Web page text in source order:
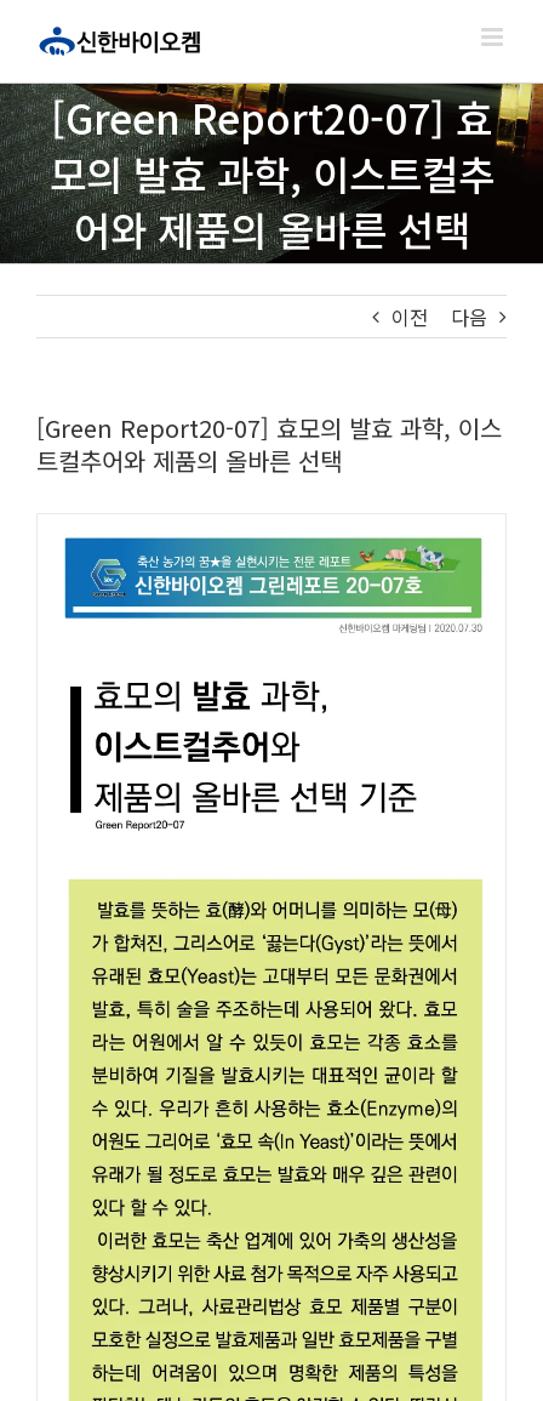
로
건
너
뛰
기
[Green Report20-07] 효
모의 발효 과학, 이스트컬추
어와 제품의 올바른 선택
이전 다음
[Green Report20-07] 효모의 발효 과학, 이스
트컬추어와 제품의 올바른 선택